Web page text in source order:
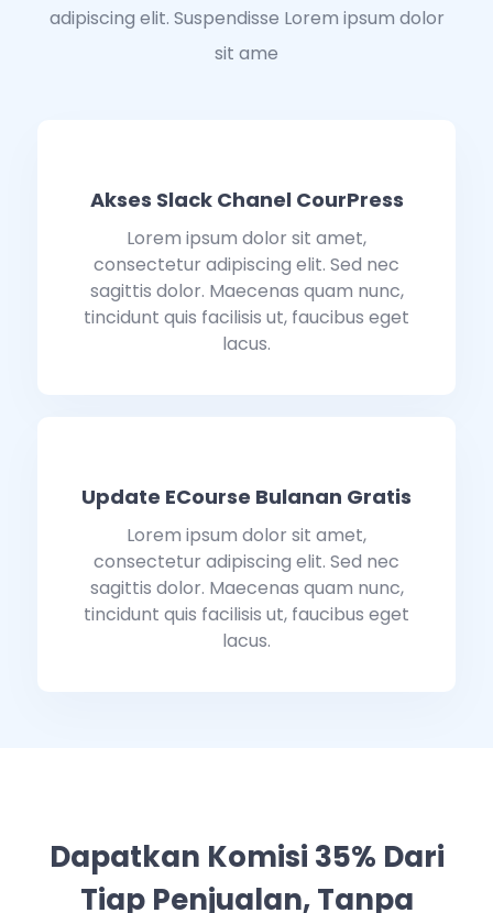
adipiscing elit. Suspendisse Lorem ipsum dolor
sit ame
Akses Slack Chanel CourPress
Lorem ipsum dolor sit amet,
consectetur adipiscing elit. Sed nec
sagittis dolor. Maecenas quam nunc,
tincidunt quis facilisis ut, faucibus eget
lacus.
Update ECourse Bulanan Gratis
Lorem ipsum dolor sit amet,
consectetur adipiscing elit. Sed nec
sagittis dolor. Maecenas quam nunc,
tincidunt quis facilisis ut, faucibus eget
lacus.
Dapatkan Komisi 35% Dari
Tiap Penjualan, Tanpa